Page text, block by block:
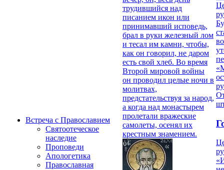
Встреча с Православием
Святоотеческое
наследие
Проповеди
Апологетика
Православная
трудившийся над
писанием икон или
принимавший исповедь,
брал в руки железный лом
и тесал им камни, чтобы,
как он говорил, не даром
есть свой хлеб. Во время
Второй мировой войны
он проводил целые ночи в
молитвах,
предстательствуя за народ,
а когда над монастырем
пролетали вражеские
самолеты, осенял их
крестным знамением.